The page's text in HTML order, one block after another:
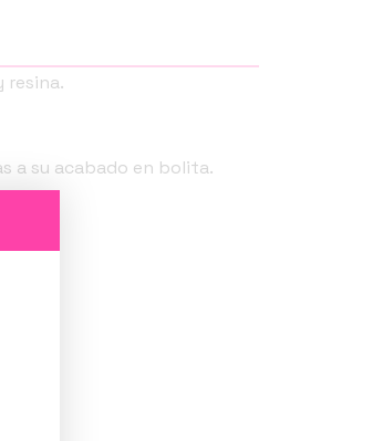
resina.
a su acabado en bolita.